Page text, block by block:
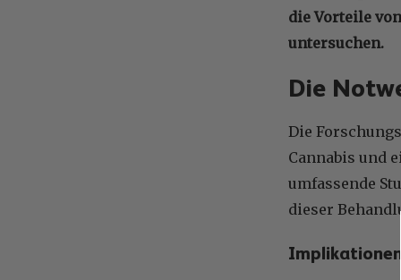
die Vorteile
untersuchen.
Die
Die
Cannabis und
umfassende
dieser